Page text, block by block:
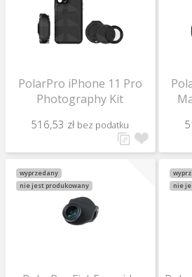
PolarPro iPhone 11 Pro
Photography Kit
516,53 zł bez podatku
wyprzedany
nie jest produkowany
nie